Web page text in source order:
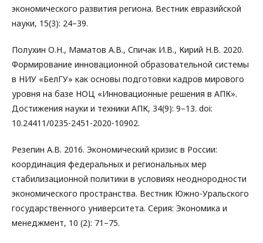
экономического развития региона. Вестник евразийской
науки, 15(3): 24–39.
Полухин О.Н., Маматов А.В., Спичак И.В., Кирий Н.В. 2020.
Формирование инновационной образовательной системы
в НИУ «БелГУ» как основы подготовки кадров мирового
уровня на базе НОЦ «Инновационные решения в АПК».
Достижения науки и техники АПК, 34(9): 9–13. doi:
10.24411/0235-2451-2020-10902.
Резепин А.В. 2016. Экономический кризис в России:
координация федеральных и региональных мер
стабилизационной политики в условиях неоднородности
экономического пространства. Вестник Южно-Уральского
государственного университета. Серия: Экономика и
менеджмент, 10 (2): 71–75.